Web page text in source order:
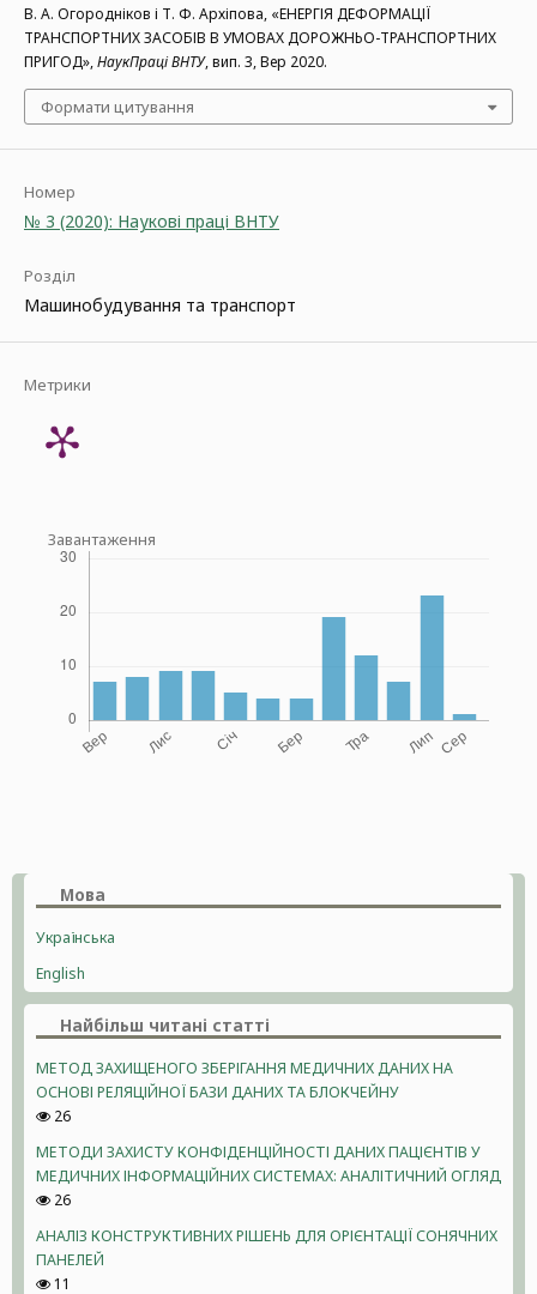
В. А. Огородніков і Т. Ф. Архіпова, «ЕНЕРГІЯ ДЕФОРМАЦІЇ
ТРАНСПОРТНИХ ЗАСОБІВ В УМОВАХ ДОРОЖНЬО-ТРАНСПОРТНИХ
ПРИГОД»,НаукПраці ВНТУ, вип. 3, Вер 2020.
Формати цитування
Номер
№ 3 (2020): Наукові праці ВНТУ
Розділ
Машинобудування та транспорт
Метрики
Завантаження
Мова
Українська
English
Найбільш читані статті
МЕТОД ЗАХИЩЕНОГО ЗБЕРІГАННЯ МЕДИЧНИХ ДАНИХ НА
ОСНОВІ РЕЛЯЦІЙНОЇ БАЗИ ДАНИХ ТА БЛОКЧЕЙНУ
26
МЕТОДИ ЗАХИСТУ КОНФІДЕНЦІЙНОСТІ ДАНИХ ПАЦІЄНТІВ У
МЕДИЧНИХ ІНФОРМАЦІЙНИХ СИСТЕМАХ: АНАЛІТИЧНИЙ ОГЛЯД
26
АНАЛІЗ КОНСТРУКТИВНИХ РІШЕНЬ ДЛЯ ОРІЄНТАЦІЇ СОНЯЧНИХ
ПАНЕЛЕЙ
11